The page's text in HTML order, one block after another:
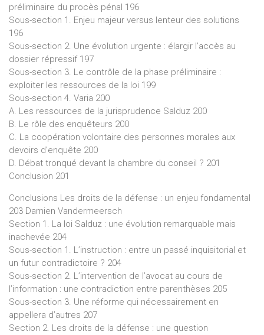
préliminaire du procès pénal 196
Sous-section 1. Enjeu majeur versus lenteur des solutions
196
Sous-section 2. Une évolution urgente : élargir l’accès au
dossier répressif 197
Sous-section 3. Le contrôle de la phase préliminaire :
exploiter les ressources de la loi 199
Sous-section 4. Varia 200
A. Les ressources de la jurisprudence Salduz 200
B. Le rôle des enquêteurs 200
C. La coopération volontaire des personnes morales aux
devoirs d’enquête 200
D. Débat tronqué devant la chambre du conseil ? 201
Conclusion 201
Conclusions Les droits de la défense : un enjeu fondamental
203 Damien Vandermeersch
Section 1. La loi Salduz : une évolution remarquable mais
inachevée 204
Sous-section 1. L’instruction : entre un passé inquisitorial et
un futur contradictoire ? 204
Sous-section 2. L’intervention de l’avocat au cours de
l’information : une contradiction entre parenthèses 205
Sous-section 3. Une réforme qui nécessairement en
appellera d’autres 207
Section 2. Les droits de la défense : une question